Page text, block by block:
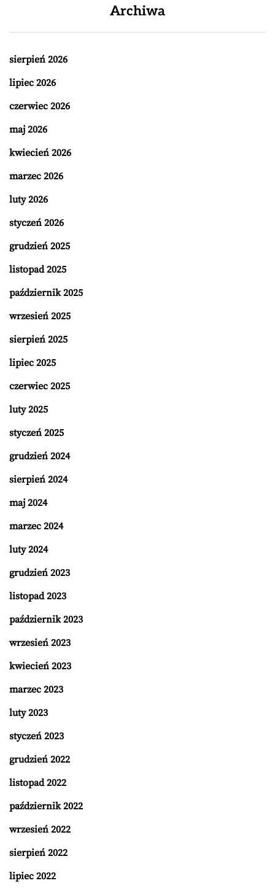
Archiwa
sierpień 2026
lipiec 2026
czerwiec 2026
maj 2026
kwiecień 2026
marzec 2026
luty 2026
styczeń 2026
grudzień 2025
listopad 2025
październik 2025
wrzesień 2025
sierpień 2025
lipiec 2025
czerwiec 2025
luty 2025
styczeń 2025
grudzień 2024
sierpień 2024
maj 2024
marzec 2024
luty 2024
grudzień 2023
listopad 2023
październik 2023
wrzesień 2023
kwiecień 2023
marzec 2023
luty 2023
styczeń 2023
grudzień 2022
listopad 2022
październik 2022
wrzesień 2022
sierpień 2022
lipiec 2022